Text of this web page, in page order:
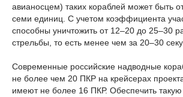
авианосцем) таких кораблей может быть
семи единиц. С учетом коэффициента
способны уничтожить от 12–20 до 25–30
стрельбы, то есть менее чем за 20–30
Современные российские надводные
не более чем 20 ПКР на крейсерах
имеют не более 16 ПКР. Обеспечить такую